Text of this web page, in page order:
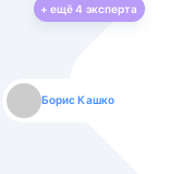
+ ещё4 эксперта
Борис Кашко
Юлия Изоитко
Александр Кулагин
Даниил Макаров
Екатерина Лазаренко